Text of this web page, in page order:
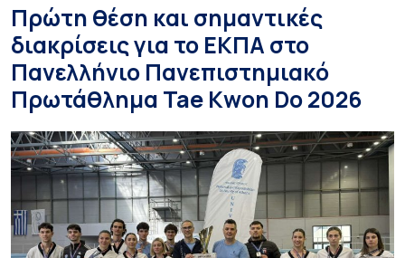
Πρώτη θέση και σημαντικές
διακρίσεις για το ΕΚΠΑ στο
Πανελλήνιο Πανεπιστημιακό
Πρωτάθλημα Tae Kwon Do 2026